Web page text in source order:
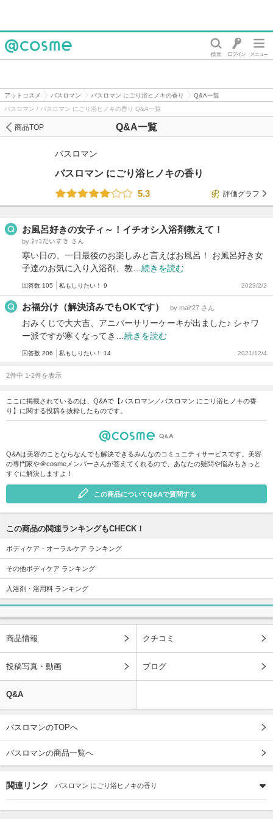
アットコスメ バスロマン バスロマン にごり浴ヒノキの香り
Q&A一覧
バスロマン / バスロマン にごり浴ヒノキの香り Q&A一覧
Q&A一覧
商品TOP
バスロマン
バスロマン にごり浴ヒノキの香り
5.3
評価グラフ
お風呂好きの女子ィ～！イチオシ入浴剤教えて！
by ﾈｯｺだいすき さん
寒い日の、一日最後のお楽しみと言えばお風呂！ お風呂好き女
子達のお気に入り入浴剤、教… 続きを読む
回答数 105 私もしりたい！ 9 2023/2/2
お福分け（解決済みでもOKです） by mai*27 さん
おみくじで大大吉、アニバーサリーケーキが出ました♪ シャワ
ー派ですが寒くなってき… 続きを読む
回答数 206 私もしりたい！ 14 2021/12/4
2件中 1-2件を表示
ここに掲載されているのは、Q&Aで【バスロマン／バスロマン にごり浴ヒノキの香
り】に関する投稿を抜粋したものです。
Q&Aは美容のことならなんでも解決できるみんなのコミュニティサービスです。美容
の専門家や＠cosmeメンバーさんが答えてくれるので、あなたの疑問や悩みもきっと
すぐに解決しますよ！
この商品についてQ&Aで質問する
この商品の関連ランキングもCHECK！
ボディケア・オーラルケア ランキング
その他ボディケア ランキング
入浴剤・浴用料 ランキング
商品情報 クチコミ
投稿写真・動画 ブログ
Q&A
バスロマンのTOPへ
バスロマンの商品一覧へ
関連リンク バスロマン にごり浴ヒノキの香り